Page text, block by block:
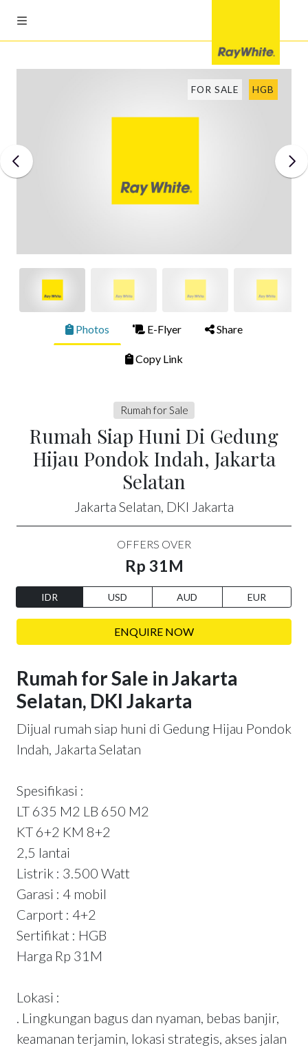
FOR SALE HGB
Photos E-Flyer Share
Copy Link
Rumah for Sale
Rumah Siap Huni Di Gedung
Hijau Pondok Indah, Jakarta
Selatan
Jakarta Selatan, DKI Jakarta
OFFERS OVER
Rp 31M
IDR USD AUD EUR
ENQUIRE NOW
Rumah for Sale in Jakarta
Selatan, DKI Jakarta
Dijual rumah siap huni di Gedung Hijau Pondok
Indah, Jakarta Selatan
Spesifikasi :
LT 635 M2 LB 650 M2
KT 6+2 KM 8+2
2,5 lantai
Listrik : 3.500 Watt
Garasi : 4 mobil
Carport : 4+2
Sertifikat : HGB
Harga Rp 31M
Lokasi :
. Lingkungan bagus dan nyaman, bebas banjir,
keamanan terjamin, lokasi strategis, akses jalan